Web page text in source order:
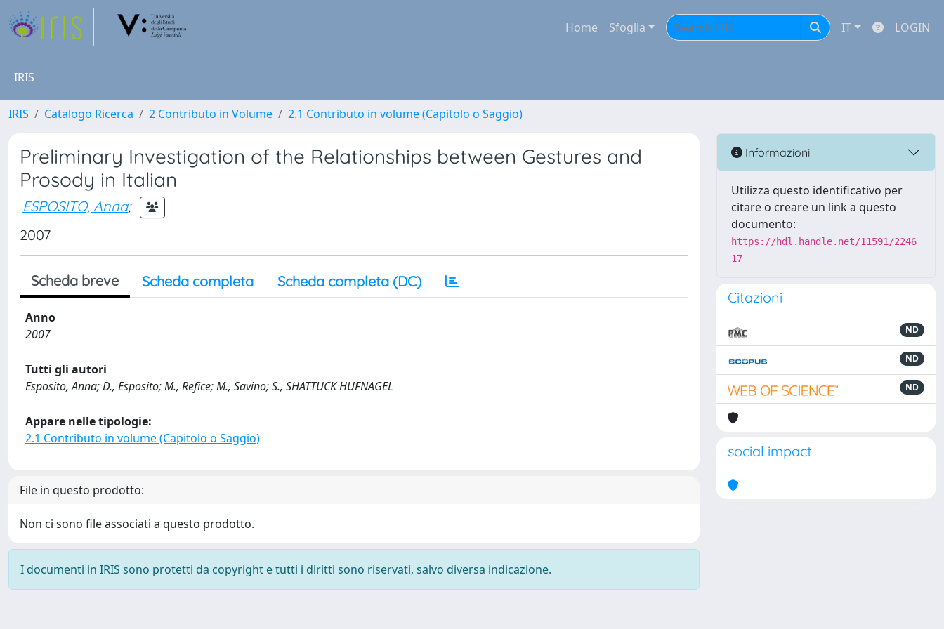
Home Sfoglia IT LOGIN
IRIS
IRIS Catalogo Ricerca 2 Contributo in Volume 2.1 Contributo in volume (Capitolo o Saggio)
Preliminary Investigation of the Relationships between Gestures and
Prosody in Italian
ESPOSITO, Anna;
2007
Scheda breve Scheda completa Scheda completa (DC)
Anno
2007
Tutti gli autori
Esposito, Anna; D., Esposito; M., Refice; M., Savino; S., SHATTUCK HUFNAGEL
Appare nelle tipologie:
2.1 Contributo in volume (Capitolo o Saggio)
File in questo prodotto:
Non ci sono file associati a questo prodotto.
I documenti in IRIS sono protetti da copyright e tutti i diritti sono riservati, salvo diversa indicazione.
Informazioni
Utilizza questo identificativo per
citare o creare un link a questo
documento:
https://hdl.handle.net/11591/2246
17
Citazioni
ND
ND
ND
social impact